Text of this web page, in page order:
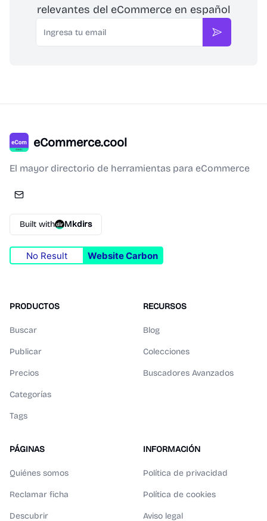
relevantes del eCommerce en español
Email
Suscribirse
eCommerce.cool
El mayor directorio de herramientas para eCommerce
Built with Mkdirs
No Result Website Carbon
PRODUCTOS
Buscar
Publicar
Precios
Categorías
Tags
RECURSOS
Blog
Colecciones
Buscadores Avanzados
PÁGINAS
Quiénes somos
Reclamar ficha
Descubrir
INFORMACIÓN
Política de privacidad
Política de cookies
Aviso legal